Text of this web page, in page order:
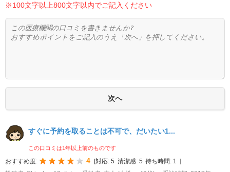
※100文字以上800文字以内でご記入ください
すぐに予約を取ることは不可で、だいたい1...
この口コミは1年以上前のものです
おすすめ度: 4 [対応: 5 清潔感: 5 待ち時間: 1
]